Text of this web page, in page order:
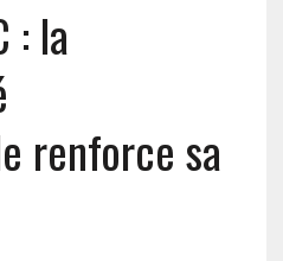
: la
renforce sa